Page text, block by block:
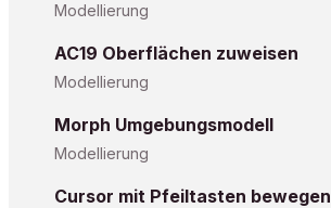
Modellierung
AC19 Oberflächen zuweisen
Modellierung
Morph Umgebungsmodell
Modellierung
Cursor mit Pfeiltasten bewegen